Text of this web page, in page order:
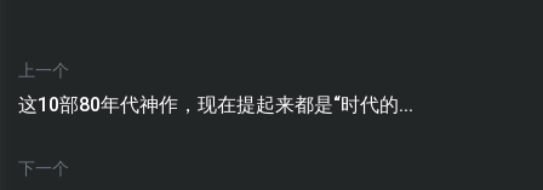
上一个
这10部80年代神作，现在提起来都是“时代的...
下一个